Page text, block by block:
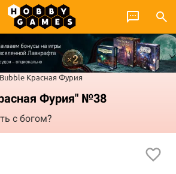
Красная Фурия
Фурия" №38
с богом?